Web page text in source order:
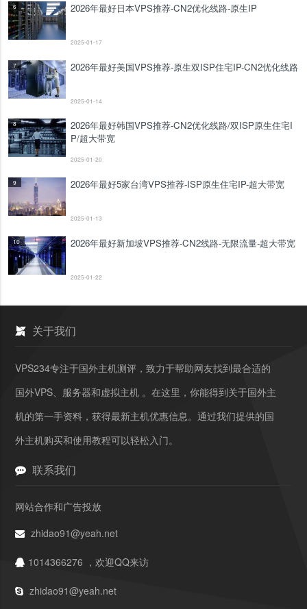
6 2026年最好日本VPS推荐-CN2优化线路-原生IP
2025-01-17
7 2026年最好美国VPS推荐-原生双ISP住宅IP-CN2优化线路
2025-01-14
8
2026年最好韩国VPS推荐-CN2优化线路/双ISP原生住宅I
P/超大带宽
2025-01-20
9 2026年最好5家台湾VPS推荐-ISP原生住宅IP-超大带宽
2025-01-13
10 2026年最好新加坡VPS推荐-CN2线路-无限流量-超大带宽
2025-01-22
关于我们
VPS234专注于国外主机测评，致力于帮助网友找到最合适的
国外VPS、服务器和虚拟主机 。在这里，你能得到关于国外主
机的第一手资料，获得最新主机优惠信息。通过我们提供的国
外主机购买和使用教程可以轻松入门。
联系我们
网站合作和广告投放
zhidao91@yeah.net
1014366276 ，欢迎QQ来访
zhidao91@yeah.net